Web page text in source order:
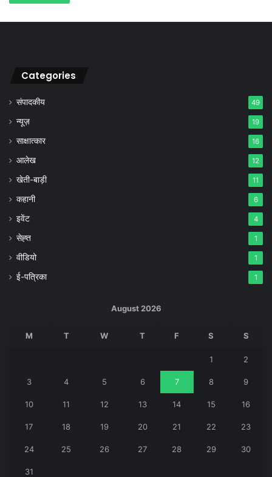
Categories
संपादकीय 49
न्यूज़ 19
साक्षात्कार 16
आलेख 12
खेती-बाड़ी 11
कहानी 6
इवेंट 4
सेह्त 1
वीडियो 1
ई-पत्रिका 1
August 2026
M T W T F S S
1 2
3 4 5 6 7 8 9
10 11 12 13 14 15 16
17 18 19 20 21 22 23
24 25 26 27 28 29 30
31